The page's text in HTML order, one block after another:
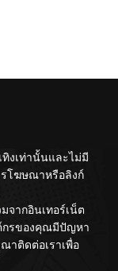
งเท่านั้นและไม่มี
รโฆษณาหรือลิงก์
จากอินเทอร์เน็ต
กรของคุณมีปัญหา
าติดต่อเราเพื่อ